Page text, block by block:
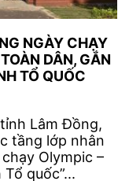
NGÀY CHẠY
DÂN, GẮN
TỔ QUỐC
Lâm Đồng,
tầng lớp nhân
Olympic –
quốc”...